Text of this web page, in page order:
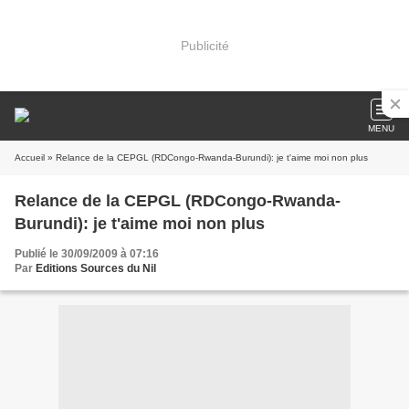
Publicité
MENU
Accueil » Relance de la CEPGL (RDCongo-Rwanda-Burundi): je t'aime moi non plus
Relance de la CEPGL (RDCongo-Rwanda-
Burundi): je t'aime moi non plus
Publié le 30/09/2009 à 07:16
Par Editions Sources du Nil